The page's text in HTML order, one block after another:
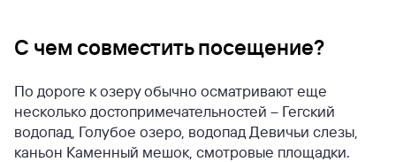
С чем совместить посещение?
По дороге к озеру обычно осматривают еще
несколько достопримечательностей – Гегский
водопад, Голубое озеро, водопад Девичьи слезы,
каньон Каменный мешок, смотровые площадки.